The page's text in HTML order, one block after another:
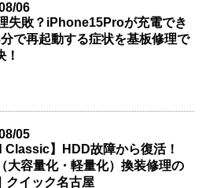
06
失敗？iPhone15Proが充電でき
で再起動する症状を基板修理で
！
05
Classic】HDD故障から復活！
大容量化・軽量化）換装修理の
クイック名古屋